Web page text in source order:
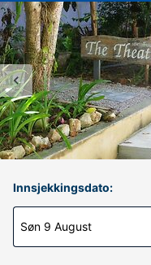
Innsjekkingsdato:
Søn 9 August